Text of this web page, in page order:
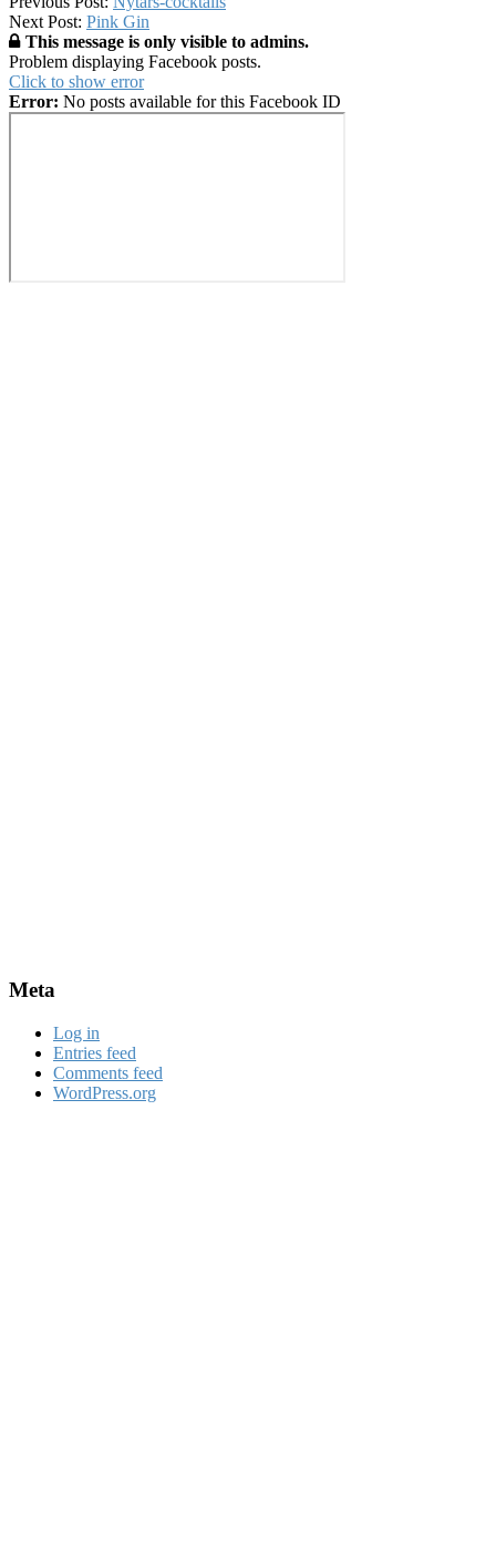
01-
12
Next Post: Pink Gin
This message is only visible to admins.
Problem displaying Facebook posts.
Click to show error
Error: No posts available for this Facebook ID
Meta
Log in
Entries feed
Comments feed
WordPress.org